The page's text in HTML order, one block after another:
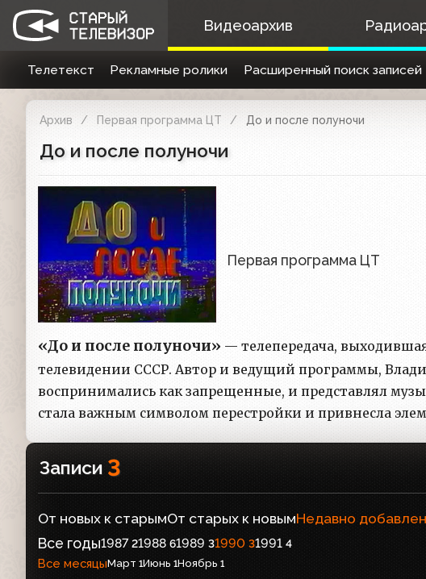
Видеоархив
Телетекст Рекламные ролики Расширенный поиск записей
Архив Первая программа ЦТ До и после полуночи
До и после полуночи
Первая программа ЦТ
«До и после полуночи» — телепередача,
телевидении СССР. Автор и ведущий программы,
воспринимались как запрещенные, и представлял
стала важным символом перестройки и привнесла
Записи 3
От новых к старымОт старых к новымНедавно
Все годы1987 21988 61989 31990 31991 4
Все месяцыМарт 1Июнь 1Ноябрь 1